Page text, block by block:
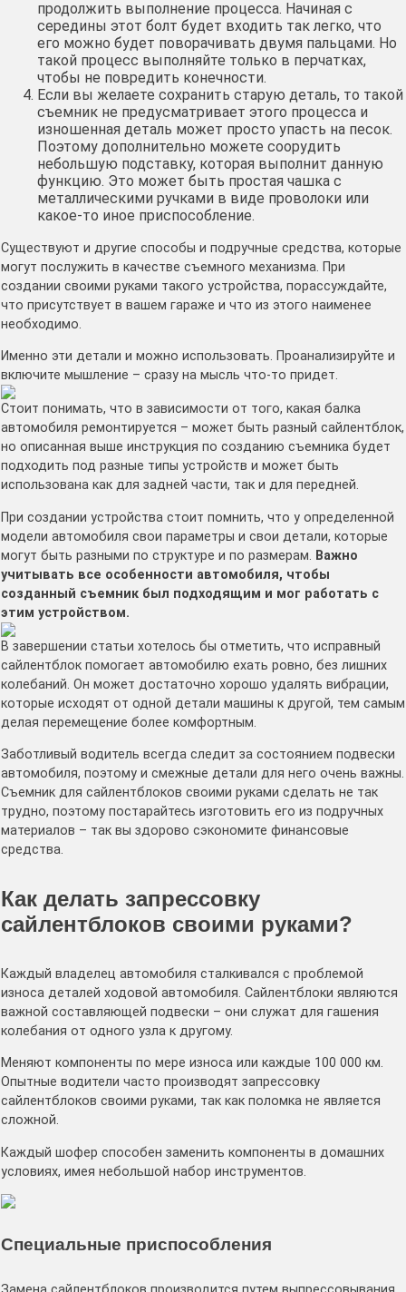
продолжить выполнение процесса. Начиная с
середины этот болт будет входить так легко, что
его можно будет поворачивать двумя пальцами. Но
такой процесс выполняйте только в перчатках,
чтобы не повредить конечности.
Если вы желаете сохранить старую деталь, то такой
съемник не предусматривает этого процесса и
изношенная деталь может просто упасть на песок.
Поэтому дополнительно можете соорудить
небольшую подставку, которая выполнит данную
функцию. Это может быть простая чашка с
металлическими ручками в виде проволоки или
какое-то иное приспособление.
Существуют и другие способы и подручные средства, которые
могут послужить в качестве съемного механизма. При
создании своими руками такого устройства, порассуждайте,
что присутствует в вашем гараже и что из этого наименее
необходимо.
Именно эти детали и можно использовать. Проанализируйте и
включите мышление – сразу на мысль что-то придет.
Стоит понимать, что в зависимости от того, какая балка
автомобиля ремонтируется – может быть разный сайлентблок,
но описанная выше инструкция по созданию съемника будет
подходить под разные типы устройств и может быть
использована как для задней части, так и для передней.
При создании устройства стоит помнить, что у определенной
модели автомобиля свои параметры и свои детали, которые
могут быть разными по структуре и по размерам. Важно
учитывать все особенности автомобиля, чтобы
созданный съемник был подходящим и мог работать с
этим устройством.
В завершении статьи хотелось бы отметить, что исправный
сайлентблок помогает автомобилю ехать ровно, без лишних
колебаний. Он может достаточно хорошо удалять вибрации,
которые исходят от одной детали машины к другой, тем самым
делая перемещение более комфортным.
Заботливый водитель всегда следит за состоянием подвески
автомобиля, поэтому и смежные детали для него очень важны.
Съемник для сайлентблоков своими руками сделать не так
трудно, поэтому постарайтесь изготовить его из подручных
материалов – так вы здорово сэкономите финансовые
средства.
Как делать запрессовку
сайлентблоков своими руками?
Каждый владелец автомобиля сталкивался с проблемой
износа деталей ходовой автомобиля. Сайлентблоки являются
важной составляющей подвески – они служат для гашения
колебания от одного узла к другому.
Меняют компоненты по мере износа или каждые 100 000 км.
Опытные водители часто производят запрессовку
сайлентблоков своими руками, так как поломка не является
сложной.
Каждый шофер способен заменить компоненты в домашних
условиях, имея небольшой набор инструментов.
Специальные приспособления